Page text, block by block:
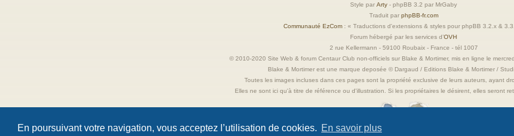
En poursuivant votre navigation, vous acceptez l’utilisation de cookies. En savoir plus
Style par Arty - phpBB 3.2 par MrGaby
Traduit par phpBB-fr.com
Communauté EzCom : « Traductions d'extensions & styles pour phpBB 3.2.x &
Forum hébergé par les services d’OVH
2 rue Kellermann - 59100 Roubaix - France - tél 1007
© 2010-2020 Site Web & forum Centaur Club non-officiels sur Blake & Mortimer, mis en ligne le
Blake & Mortimer est une marque deposée © Dargaud / Editions Blake & Mortimer /
Toutes les images incluses dans ces pages sont la propriété exclusive de leurs auteurs, ayant
Elles ne sont ici qu'à titre de référence ou d'illustration. Si les propriétaires le désirent, elles seront
Confidentialité